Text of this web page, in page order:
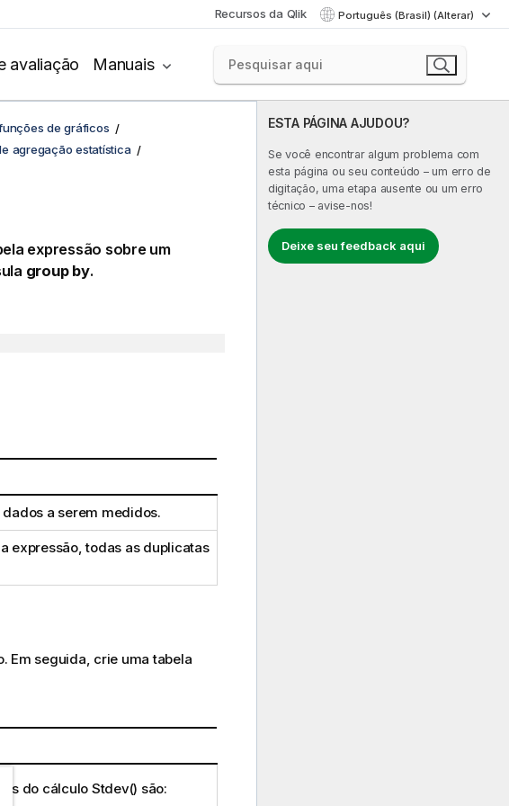
Recursos da Qlik Português (Brasil) (Alterar)
avaliação Manuais
ESTA PÁGINA AJUDOU?
Se você encontrar algum problema com
esta página ou seu conteúdo – um erro de
digitação, uma etapa ausente ou um erro
técnico – avise-nos!
Deixe seu feedback aqui
de gráficos
agregação estatística
expressão sobre um
group by.
a serem medidos.
expressão, todas as duplicatas
Em seguida, crie uma tabela
do cálculo Stdev() são: